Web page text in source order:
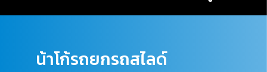
น้าโก้รถยกรถสไลด์